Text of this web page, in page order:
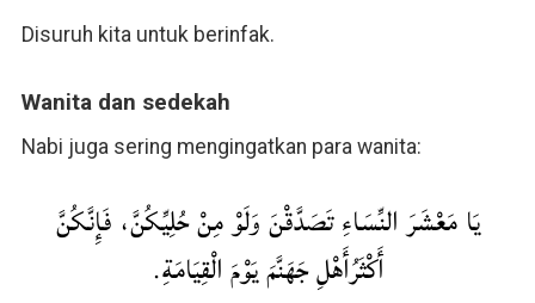
Disuruh kita untuk berinfak.
Wanita dan sedekah
Nabi juga sering mengingatkan para wanita:
يَا مَعْشَرَ النِّسَاءِ تَصَدَّقْنَ وَلَوْ مِنْ حُلِيِّكُنَّ، فَإِنَّكُنَّ
أَكْثَرُأَهْلِ جَهَنَّمَ يَوْمَ الْقِيَامَةِ.